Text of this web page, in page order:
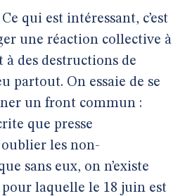
Ce qui est intéressant, c’est
une réaction collective à
à des destructions de
partout. On essaie de se
un front commun :
que presse
les non-
sans eux, on n’existe
pour laquelle le 18 juin est